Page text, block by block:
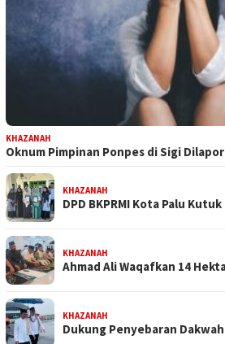
KHAZANAH
Oknum Pimpinan Ponpes di Sigi
KHAZANAH
DPD BKPRMI Kota Palu
KHAZANAH
Ahmad Ali Waqafkan 14
KHAZANAH
Dukung Penyebaran